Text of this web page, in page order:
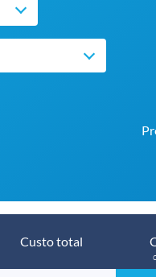
Custo total